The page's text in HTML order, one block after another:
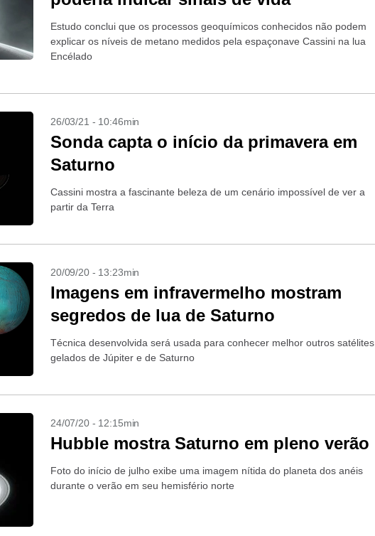
Estudo conclui que os processos geoquímicos conhecidos não podem
explicar os níveis de metano medidos pela espaçonave Cassini na lua
Encélado
26/03/21 - 10:46min
Sonda capta o início da primavera em
Saturno
Cassini mostra a fascinante beleza de um cenário impossível de ver a
partir da Terra
20/09/20 - 13:23min
Imagens em infravermelho mostram
segredos de lua de Saturno
Técnica desenvolvida será usada para conhecer melhor outros satélites
gelados de Júpiter e de Saturno
24/07/20 - 12:15min
Hubble mostra Saturno em pleno verão
Foto do início de julho exibe uma imagem nítida do planeta dos anéis
durante o verão em seu hemisfério norte